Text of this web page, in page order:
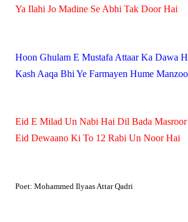
Ya Ilahi Jo Madine Se Abhi Tak Door Hai
Hoon Ghulam E Mustafa Attaar Ka Dawa
Kash Aaqa Bhi Ye Farmayen Hume
Eid E Milad Un Nabi Hai Dil Bada
Eid Dewaano Ki To 12 Rabi Un Noor Hai
Poet: Mohammed Ilyaas Attar Qadri